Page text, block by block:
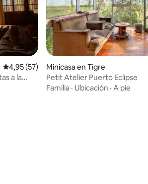
Calificación promedio: 4,95 de 5. 57
4,95 (57)
a la
Minicasa en Tigre
Petit Atelier Puerto Eclipse
Familia · Ubicación · A pie